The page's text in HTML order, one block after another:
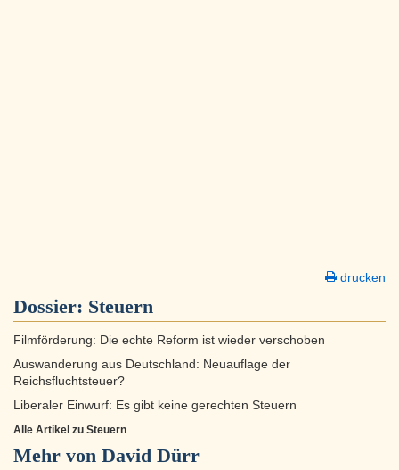
drucken
Dossier: Steuern
Filmförderung: Die echte Reform ist wieder verschoben
Auswanderung aus Deutschland: Neuauflage der
Reichsfluchtsteuer?
Liberaler Einwurf: Es gibt keine gerechten Steuern
Alle Artikel zu Steuern
Mehr von David Dürr